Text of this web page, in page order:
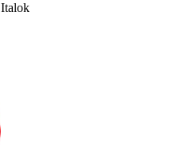
Italok